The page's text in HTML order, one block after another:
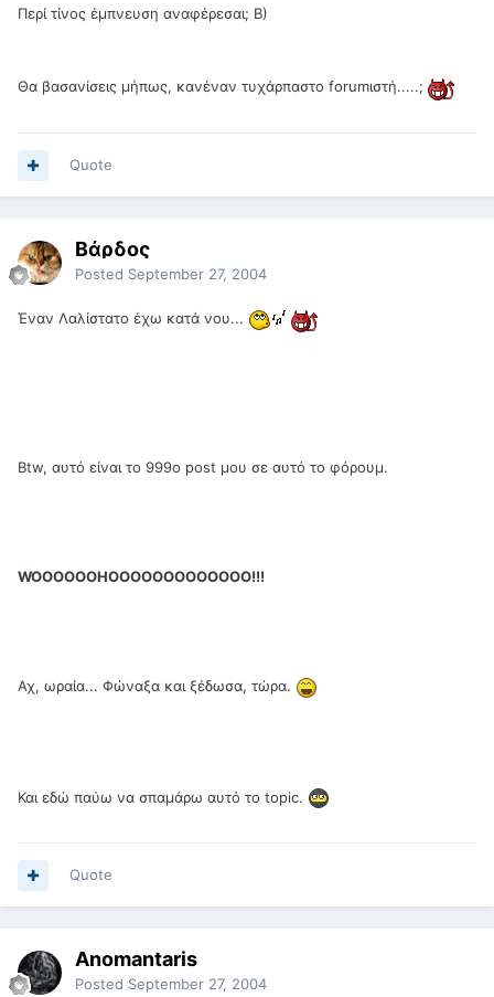
Περί τίνος έμπνευση αναφέρεσαι; B)
Θα βασανίσεις μήπως, κανέναν τυχάρπαστο forumιστή.....;
Quote
Βάρδος
Posted September 27, 2004
Έναν Λαλίστατο έχω κατά νου...
Btw, αυτό είναι το 999ο post μου σε αυτό το φόρουμ.
WOOOOOOHOOOOOOOOOOOOO!!!
Αχ, ωραία... Φώναξα και ξέδωσα, τώρα.
Και εδώ παύω να σπαμάρω αυτό το topic.
Quote
Anomantaris
Posted September 27, 2004